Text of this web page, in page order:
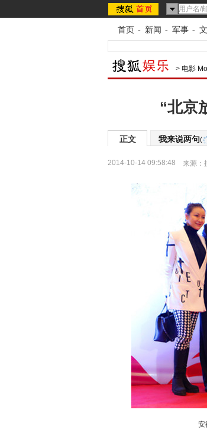
首页 - 新闻 - 军事 -
> 电影
“北京
正文 我来说两句(
2014-10-14 09:58:48 来源：
安